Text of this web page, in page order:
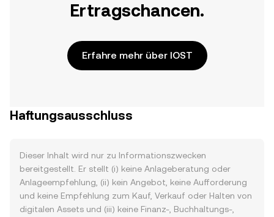
Ertragschancen.
Erfahre mehr über IOST
Haftungsausschluss
Dieser Inhalt wird nur zu Informationszwecken
bereitgestellt. Er stellt (i) keine Anlageberatung oder
Anlageempfehlung, (ii) kein Angebot, keine Aufforderung
und keine Empfehlung zum Kauf, Verkauf oder Halten von
digitalen Assets und (iii) keine Finanz-, Buchhaltungs-,